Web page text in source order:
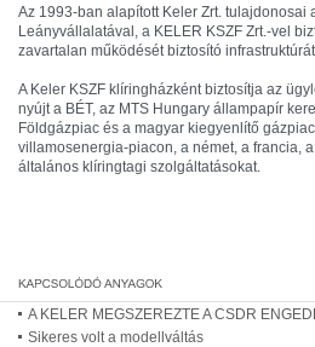
Az 1993-ban alapított Keler Zrt. tulajdonosai
Leányvállalatával, a KELER KSZF Zrt.-vel
zavartalan működését biztosító
A Keler KSZF klíringházként biztosítja az
nyújt a BÉT, az MTS Hungary állampapír
Földgázpiac és a magyar kiegyenlítő
villamosenergia-piacon, a német, a francia,
általános klíringtagi szolgáltatásokat.
A KELER MEGSZEREZTE A CSDR
Sikeres volt a modellváltás